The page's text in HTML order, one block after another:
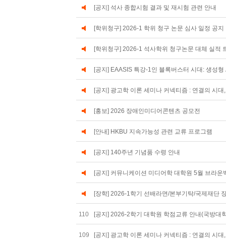
[공지] 석사 종합시험 결과 및 재시험 관련 안내
[학위청구] 2026-1 학위 청구 논문 심사 일정 공
[학위청구] 2026-1 석사학위 청구논문 대체 실적
[공지] EAASIS 특강-1인 블록버스터 시대: 생성
[공지] 광고학 이론 세미나 커넥티즘 : 연결의 시
[홍보] 2026 장애인미디어콘텐츠 공모전
[안내] HKBU 지속가능성 관련 교류 프로그램
[공지] 140주년 기념품 수령 안내
[공지] 커뮤니케이션 미디어학 대학원 5월 브라운
[장학] 2026-1학기 선배라면/본부기탁/국제재단
110 [공지] 2026-2학기 대학원 학점교류 안내(국방대
109 [공지] 광고학 이론 세미나 커넥티즘 : 연결의 시